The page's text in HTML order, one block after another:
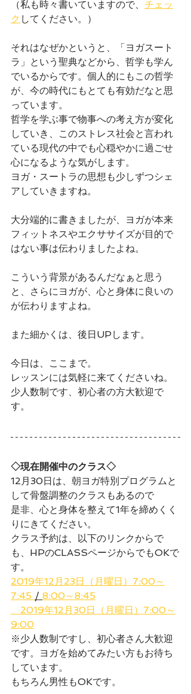
（私も時々書いていますので、 チェッ
ク してください。）
それはなぜかというと、「ヨガスート
ラ」という聖典などから、哲学も学ん
でいるからです。個人的にもこの哲学
が、今の時代にもとても有効だなと思
っています。
哲学を学ぶ事で物事への考え方が変化
していき、このストレス社会と言われ
ている現代の中でも心穏やかに過ごせ
心になるような気がします。
ヨガ・スートラの思想も少しずつシェ
アしていきますね。
大分端的に書きましたが、ヨガが本来
フィットネスやエクササイズが目的で
はない事は伝わりましたよね。
こういう背景があるんだなぁと思う
と、さらにヨガが、心と身体に良いの
が伝わりますよね。
また細かくは、後日UPします。
今日は、ここまで。
レッスンには気軽に来てくださいね。
少人数制です、初心者の方大歓迎で
す。
◇現在開催中のクラス◇
12月30日は、朝ヨガ特別プログラムと
して骨盤調整のクラスもあるので
是非、心と身体を整えて1年を締めくく
りにきてください。
クラス予約は、以下のリンクからで
も、HPのCLASSページからでもOKで
す。
2019年12月23日（月曜日）7:00～
7:45 / 8:00～8:45
2019年12月30日（月曜日）7:00～
9:00
※少人数制ですし、初心者さん大歓迎
です。ヨガを始めてみたい方もお待ち
しています。
もちろん男性もOKです。